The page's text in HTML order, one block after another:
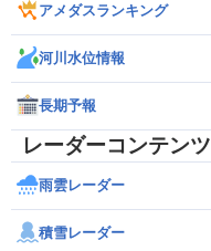
アメダスランキング
河川水位情報
長期予報
レーダーコンテンツ
雨雲レーダー
積雪レーダー